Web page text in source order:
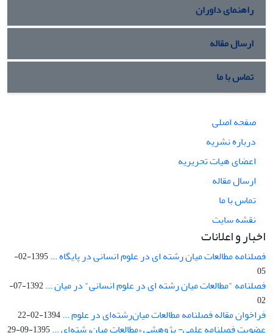
راهنمای داوران
ارسال مقاله
تماس با ما
صفحه اصلی
درباره نشریه
اعضای هیات تحریریه
ارسال مقاله
تماس با ما
نقشه سایت
اخبار و اعلانات
فصلنامه مطالعات میان رشته ای در علوم انسانی در پایگاه ...
1395-02-
05
فصلنامه "مطالعات میان رشته ای در علوم انسانی" در میان ...
1392-07-
02
فراخوان مقاله فصلنامه مطالعات میان‌رشته‌ای در علوم ...1394-02-22